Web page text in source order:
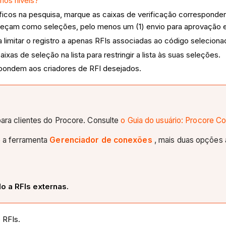
na pesquisa, marque as caixas de verificação
como seleções, pelo menos um (1) envio para
o registro a apenas RFIs associadas ao código
de seleção na lista para restringir a lista às suas seleções.
aos criadores de RFI desejados.
clientes do Procore. Consulteo Guia do usuário: Procore
ferramenta Gerenciador de conexões , mais duas opções
a RFIs externas.